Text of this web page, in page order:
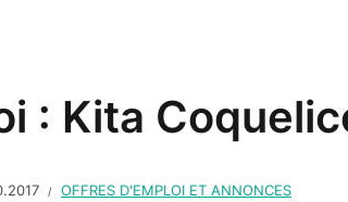
: Kita
OFFRES D'EMPLOI ET ANNONCES